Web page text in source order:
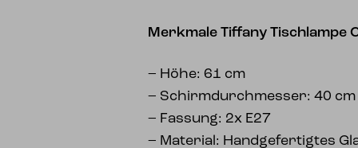
Merkmale Tiffany Tischlampe
– Höhe: 61 cm
– Schirmdurchmesser: 40 cm
– Fassung: 2x E27
– Material: Handgefertigtes